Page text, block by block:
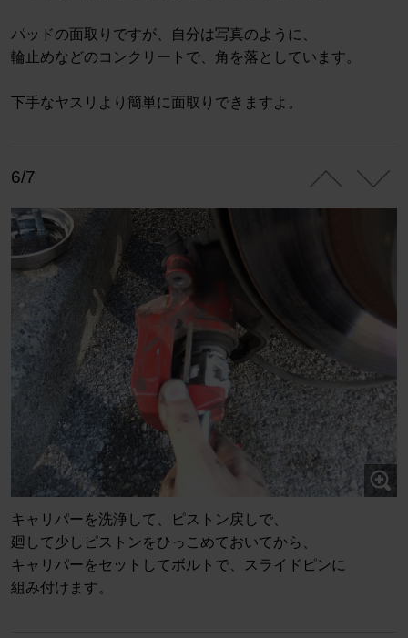
パッドの面取りですが、自分は写真のように、
輪止めなどのコンクリートで、角を落としています。
下手なヤスリより簡単に面取りできますよ。
6/7
キャリパーを洗浄して、ピストン戻しで、
廻して少しピストンをひっこめておいてから、
キャリパーをセットしてボルトで、スライドピンに
組み付けます。